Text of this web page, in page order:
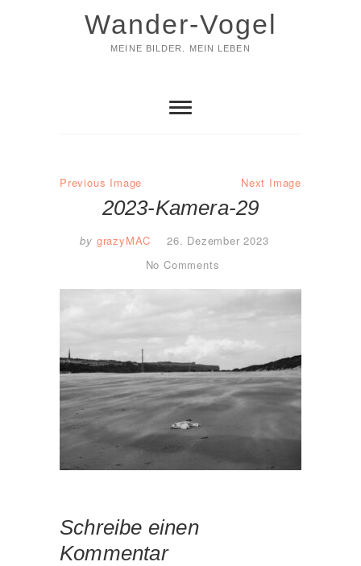
Wander-Vogel
MEINE BILDER. MEIN LEBEN
Previous Image Next Image
2023-Kamera-29
by grazyMAC
26. Dezember 2023
No Comments
Schreibe einen
Kommentar